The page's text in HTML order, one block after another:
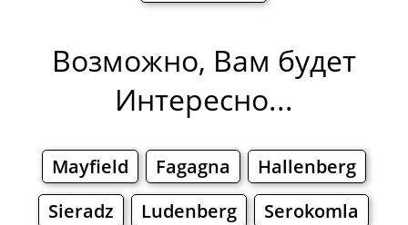
Возможно, Вам будет
Интересно...
Mayfield Fagagna
Hallenberg
Sieradz
Ludenberg
Serokomla